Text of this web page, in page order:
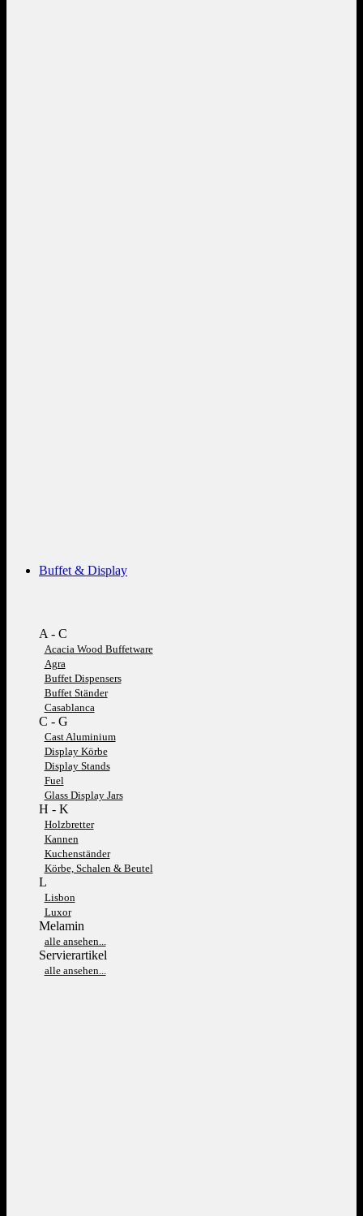
Buffet & Display
A - C
Acacia Wood Buffetware
Agra
Buffet Dispensers
Buffet Ständer
Casablanca
C - G
Cast Aluminium
Display Körbe
Display Stands
Fuel
Glass Display Jars
H - K
Holzbretter
Kannen
Kuchenständer
Körbe, Schalen & Beutel
L
Lisbon
Luxor
Melamin
alle ansehen...
Servierartikel
alle ansehen...